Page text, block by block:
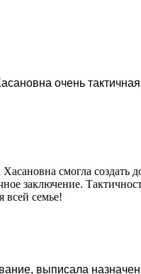
очень
смогла создать
заключение.
всей семье!
выписала